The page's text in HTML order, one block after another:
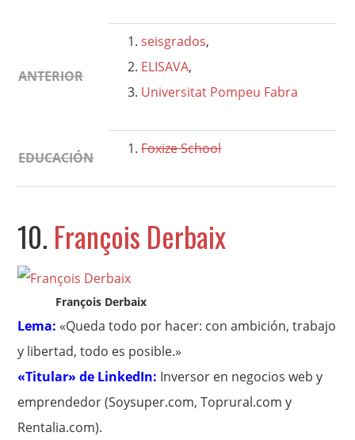
ANTERIOR
seisgrados,
ELISAVA,
Universitat Pompeu Fabra
EDUCACIÓN
Foxize School
10. François Derbaix
François Derbaix
Lema: «Queda todo por hacer: con ambición, trabajo
y libertad, todo es posible.»
«Titular» de LinkedIn: Inversor en negocios web y
emprendedor (Soysuper.com, Toprural.com y
Rentalia.com).